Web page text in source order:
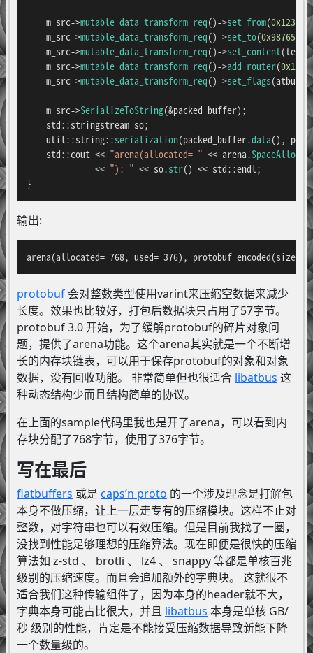
    m_src->
mutable_data_transform_req()->set_from(
    m_src->
mutable_data_transform_req()->set_to(
    m_src->
mutable_data_transform_req()->set_content
    m_src->
mutable_data_transform_req()->add_router(
    m_src->
mutable_data_transform_req()->set_flags
    m_src->
SerializeToString(&packed_buffer);
    std::stringstream so;
    util::string::
serialization(packed_buffer.data(),
    std::cout <<
"arena(allocated= " << arena.
              <<
"): " << so.str() << std::endl;
}
输出:
arena(allocated= 768, used= 376), protobuf
protobuf会对整数类型使用varint来压缩空数据来减少
长度。效果也比较好，打包后数据块只占用了57字节。
protobuf 3.0 开始，为了缓解protobuf的碎片对象问
题，提供了arena功能。这个arena其实就是一个不断增
长的内存块链表，可以用于保存protobuf的对象和对象
数据，没有回收功能。 非常简单但也很适合 libatbus 这
种动态结构少而且结构简单的协议。
在上面的sample代码里我也是开了arena，可以看到内
存块分配了768字节，使用了376字节。
写在最后
flatbuffers 或是 caps’n proto 的一个涉及理念是打解包
本身不做压缩，让上一层走专有的压缩模块。这样不止对
整数，对字符串也可以有效压缩。但是目前我找了一圈，
没找到性能足够理想的压缩算法。现在即便是很快的压缩
算法如 z-std 、 brotli 、 lz4 、 snappy 等都是单核百兆
级别的压缩速度。而且会追加额外的字典块。 这就很不
适合我们这种传输组件了，因为本身的header就不大，
字典本身可能占比很大，并且 libatbus 本身是单核 GB/
秒 级别的性能，肯定是不能接受压缩数据导致新能下降
一个数量级的。